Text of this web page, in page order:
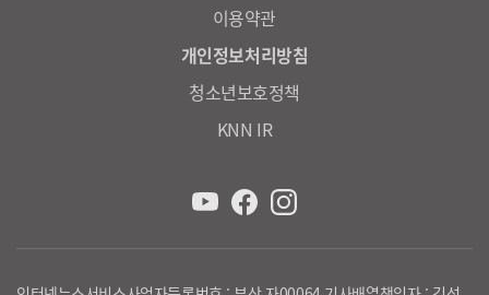
이용약관
개인정보처리방침
청소년보호정책
KNN IR